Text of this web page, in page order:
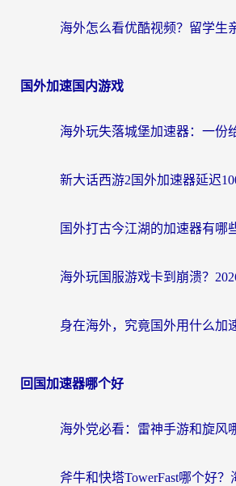
国外加速国内游戏
回国加速器哪个好